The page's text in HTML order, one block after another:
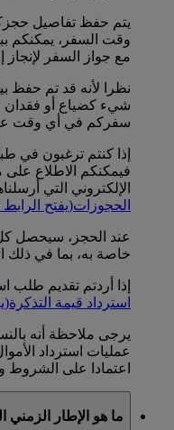
يتم حفظ تفاصيل
وقت السفر، يمكنكم
مع جواز السفر
نظرا لأنه قد تم حفظ
شيء كضياع أو فقدان
سفركم في أي وقت
إذا كنتم ترغبون في
فيمكنكم الاطلاع
الإلكتروني التي
الحجوزات(يفتح
عند الحجز، سيحصل
خاصة به، بما في ذلك
إذا أردتم تقديم طلب
استرداد قيمة التذكرة
يرجى ملاحظة أنه
عمليات استرداد
اعتمادا على الشروط
ما هو الإطار الزمني